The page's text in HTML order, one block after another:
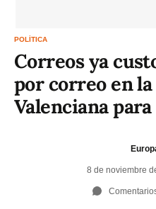
POLÍTICA
Correos ya
por correo en
Valenciana para
8 de noviembre